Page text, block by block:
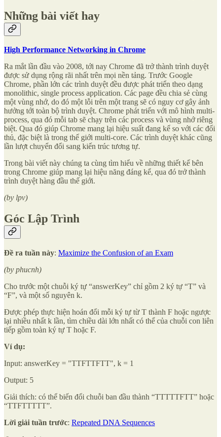
Những bài viết hay
High Performance Networking in Chrome
Ra mắt lần đầu vào 2008, tới nay Chrome đã trở thành trình duyệt
được sử dụng rộng rãi nhất trên mọi nền tảng. Trước Google
Chrome, phần lớn các trình duyệt đều được phát triển theo dạng
monolithic, single process application. Các page đều chia sẻ cùng
một vùng nhớ, do đó một lỗi trên một trang sẽ có nguy cơ gây ảnh
hưởng tới toàn bộ trình duyệt. Chrome phát triển với mô hình multi-
process, qua đó mỗi tab sẽ chạy trên các process và vùng nhớ riêng
biệt. Qua đó giúp Chrome mang lại hiệu suất đang kể so với các đối
thủ, đặc biệt là trong thế giới multi-core. Các trình duyệt khác cũng
lần lượt chuyển đổi sang kiến trúc tương tự.
Trong bài viết này chúng ta cùng tìm hiểu về những thiết kế bên
trong Chrome giúp mang lại hiệu năng đáng kể, qua đó trở thành
trình duyệt hàng đầu thế giới.
(by lpv)
Góc Lập Trình
Đề ra tuần này: Maximize the Confusion of an Exam
(by phucnh)
Cho trước một chuỗi ký tự “answerKey” chỉ gồm 2 ký tự “T” và
“F”, và một số nguyên k.
Được phép thực hiện hoán đổi mỗi ký tự từ T thành F hoặc ngược
lại nhiều nhất k lần, tìm chiều dài lớn nhất có thể của chuỗi con liên
tiếp gồm toàn ký tự T hoặc F.
Ví dụ:
Input: answerKey = "TTFTTFTT", k = 1
Output: 5
Giải thích: có thể biến đổi chuỗi ban đầu thành “TTTTTFTT” hoặc
“TTFTTTTT”.
Lời giải tuần trước: Repeated DNA Sequences